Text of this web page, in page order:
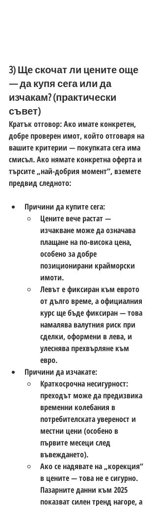
3) Ще скочат ли цените още
— да купя сега или да
изчакам? (практически
съвет)
Кратък отговор: Ако имате конкретен,
добре проверен имот, който отговаря на
вашите критерии — покупката сега има
смисъл. Ако нямате конкретна оферта и
търсите „най-добрия момент“, вземете
предвид следното:
Причини да купите сега:
Цените вече растат —
изчакване може да означава
плащане на по-висока цена,
особено за добре
позиционирани крайморски
имоти.
Левът е фиксиран към еврото
от дълго време, а официалния
курс ще бъде фиксиран — това
намалява валутния риск при
сделки, оформени в лева, и
улеснява прехвърляне към
евро.
Причини да изчакате:
Краткосрочна несигурност:
преходът може да предизвика
временни колебания в
потребителската увереност и
местни цени (особено в
първите месеци след
въвеждането).
Ако се надявате на „корекция“
в цените — това не е сигурно.
Пазарните данни към 2025
показват силен тренд нагоре, а